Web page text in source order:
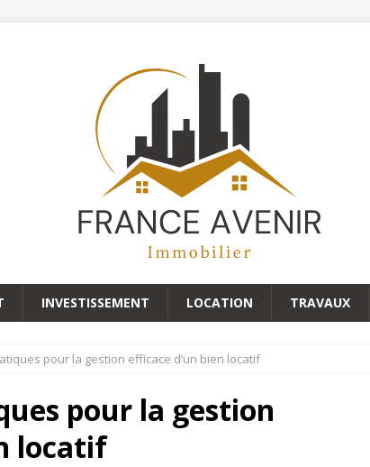
INVESTISSEMENT LOCATION TRAVAUX
pour la gestion efficace d’un bien locatif
pour la gestion
locatif